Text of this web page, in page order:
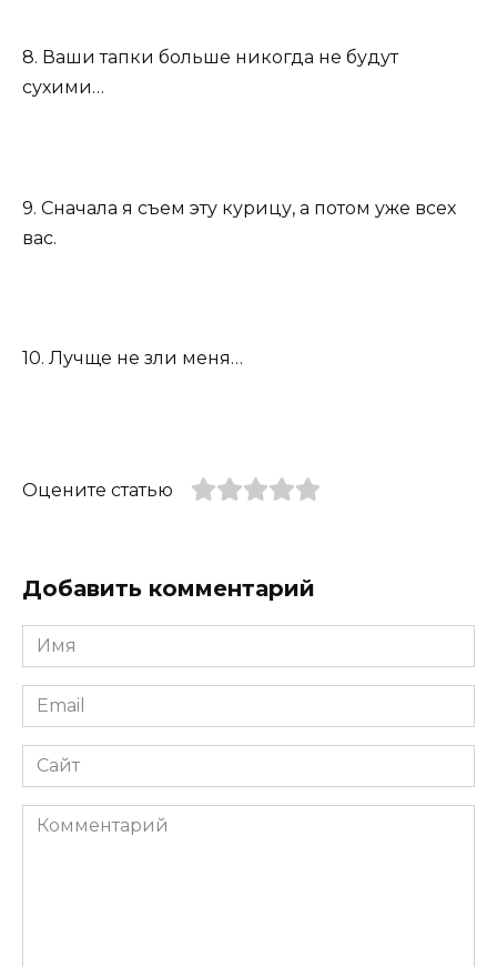
8. Ваши тапки больше никогда не будут
сухими…
9. Сначала я съем эту курицу, а потом уже всех
вас.
10. Лучще не зли меня…
Оцените статью
Добавить комментарий
Имя
*
Email
*
Сайт
Комментарий